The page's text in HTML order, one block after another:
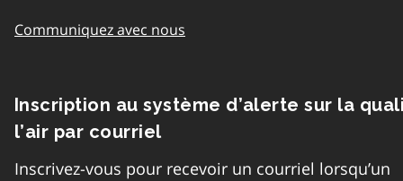
Communiquez avec nous
Inscription au système d’alerte sur la
l’air par courriel
Inscrivez-vous pour recevoir un courriel lorsqu’un